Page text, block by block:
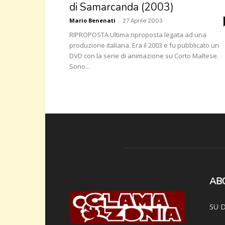
di Samarcanda (2003)
Mario Benenati - 27 Aprile 2003
RIPROPOSTA Ultima riproposta legata ad una
produzione italiana. Era il 2003 e fu pubblicato un
DVD con la serie di animazione su Corto Maltese.
Sono...
SU